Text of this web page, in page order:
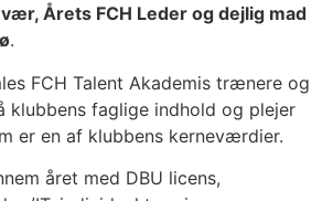
Årets FCH Leder og dejlig mad
.
FCH Talent Akademis trænere og
klubbens faglige indhold og plejer
er en af klubbens kerneværdier.
året med DBU licens,